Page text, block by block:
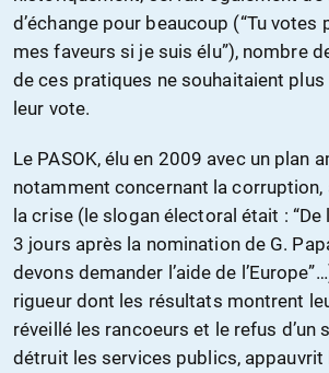
d’échange pour beaucoup (“Tu votes
mes faveurs si je suis élu”), nombre
de ces pratiques ne souhaitaient
leur vote.
Le PASOK, élu en 2009 avec un plan
notamment concernant la corruption,
la crise (le slogan électoral était : “De
3 jours après la nomination de G.
devons demander l’aide de
rigueur dont les résultats montrent
réveillé les rancoeurs et le refus d’un
détruit les services publics,